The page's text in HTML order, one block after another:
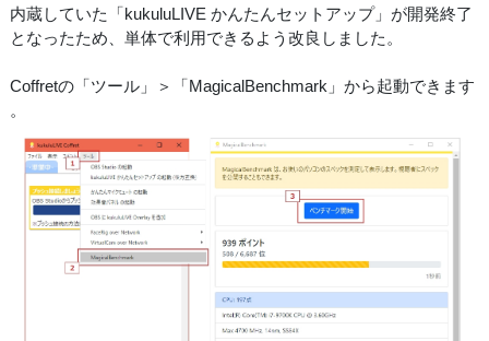
内蔵していた「kukuluLIVE かんたんセットアップ」が開発終了
となったため、単体で利用できるよう改良しました。
Coffretの「ツール」＞「MagicalBenchmark」から起動できます
。